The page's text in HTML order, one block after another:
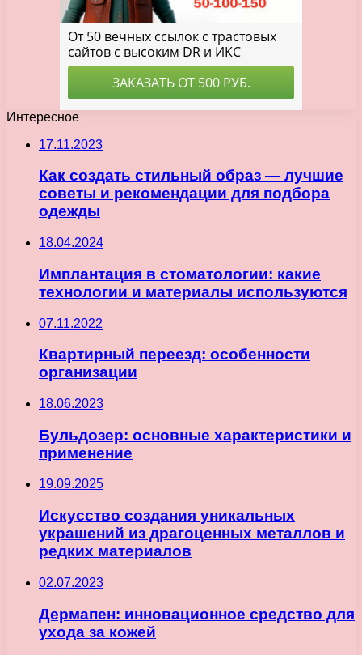
Интересное
17.11.2023
Как создать стильный образ — лучшие
советы и рекомендации для подбора
одежды
18.04.2024
Имплантация в стоматологии: какие
технологии и материалы используются
07.11.2022
Квартирный переезд: особенности
организации
18.06.2023
Бульдозер: основные характеристики и
применение
19.09.2025
Искусство создания уникальных
украшений из драгоценных металлов и
редких материалов
02.07.2023
Дермапен: инновационное средство для
ухода за кожей